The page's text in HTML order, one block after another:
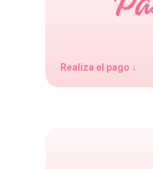
Realiza el pago ↓